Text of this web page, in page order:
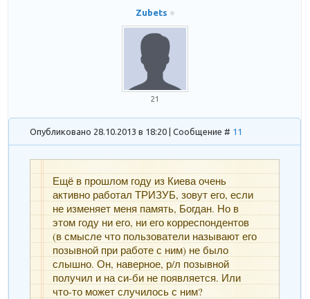
Zubets
21
Опубликовано 28.10.2013 в 18:20 | Сообщение # 11
Ещё в прошлом году из Киева очень
активно работал ТРИЗУБ, зовут его, если
не изменяет меня память, Богдан. Но в
этом году ни его, ни его корреспондентов
(в смысле что пользователи называют его
позывной при работе с ним) не было
слышно. Он, наверное, р/л позывной
получил и на си-би не появляется. Или
что-то может случилось с ним?